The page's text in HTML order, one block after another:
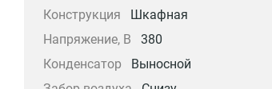
Конструкция
Шкафная
Напряжение, В
380
Конденсатор
Выносной